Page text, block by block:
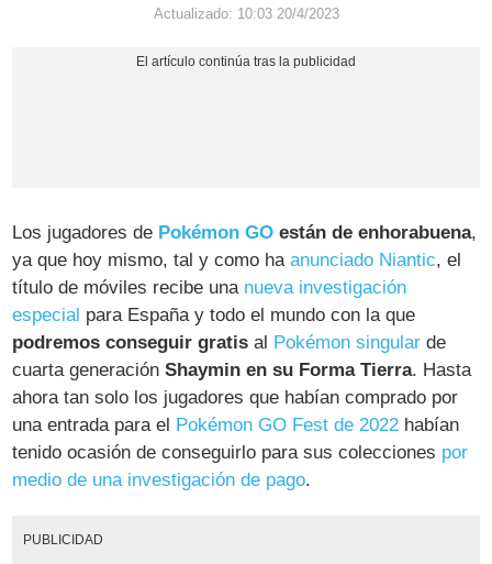
Actualizado: 10:03 20/4/2023
Los jugadores de Pokémon GO están de enhorabuena,
ya que hoy mismo, tal y como haanunciado Niantic, el
título de móviles recibe una nueva investigación
especial para España y todo el mundo con la que
podremos conseguir gratis al Pokémon singular de
cuarta generaciónShaymin en su Forma Tierra. Hasta
ahora tan solo los jugadores que habían comprado por
una entrada para el Pokémon GO Fest de 2022 habían
tenido ocasión de conseguirlo para sus colecciones por
medio de una investigación de pago.
PUBLICIDAD